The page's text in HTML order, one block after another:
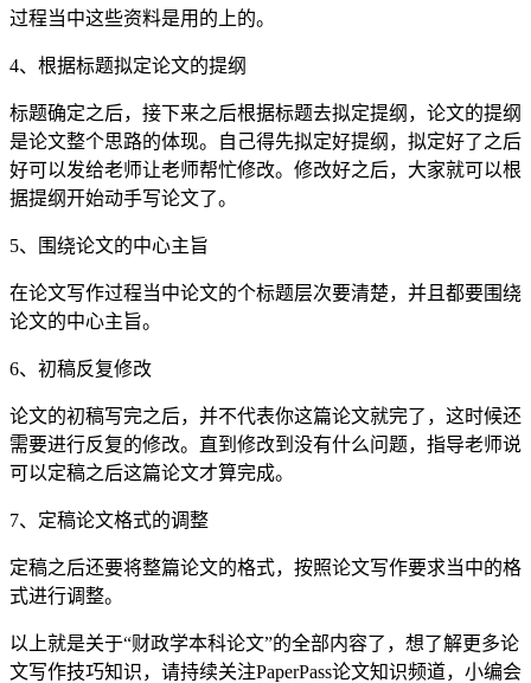
过程当中这些资料是用的上的。
4、根据标题拟定论文的提纲
标题确定之后，接下来之后根据标题去拟定提纲，论文的提纲
是论文整个思路的体现。自己得先拟定好提纲，拟定好了之后
好可以发给老师让老师帮忙修改。修改好之后，大家就可以根
据提纲开始动手写论文了。
5、围绕论文的中心主旨
在论文写作过程当中论文的个标题层次要清楚，并且都要围绕
论文的中心主旨。
6、初稿反复修改
论文的初稿写完之后，并不代表你这篇论文就完了，这时候还
需要进行反复的修改。直到修改到没有什么问题，指导老师说
可以定稿之后这篇论文才算完成。
7、定稿论文格式的调整
定稿之后还要将整篇论文的格式，按照论文写作要求当中的格
式进行调整。
以上就是关于“财政学本科论文”的全部内容了，想了解更多论
文写作技巧知识，请持续关注PaperPass论文知识频道，小编会